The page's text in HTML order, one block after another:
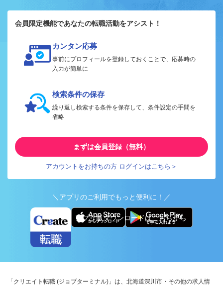
会員限定機能であなたの転職活動をアシスト！
カンタン応募
事前にプロフィールを登録しておくことで、応募時の
入力が簡単に
検索条件の保存
繰り返し検索する条件を保存して、条件設定の手間を
省略
まずは会員登録（無料）
アカウントをお持ちの方 ログインはこちら＞
＼アプリのご利用でもっと便利に！／
アプリ版ダウンロードはこちらから
「クリエイト転職 (ジョブターミナル)」は、北海道深川市・その他の求人情